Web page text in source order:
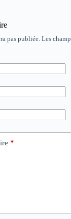
pas publiée. Les
*